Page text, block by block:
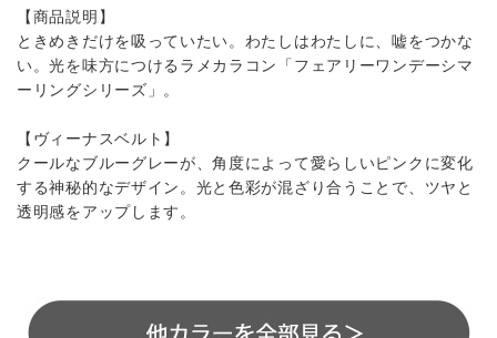
【商品説明】
ときめきだけを吸っていたい。わたしはわたしに、嘘をつかな
い。光を味方につけるラメカラコン「フェアリーワンデーシマ
ーリングシリーズ」。
【ヴィーナスベルト】
クールなブルーグレーが、角度によって愛らしいピンクに変化
する神秘的なデザイン。光と色彩が混ざり合うことで、ツヤと
透明感をアップします。